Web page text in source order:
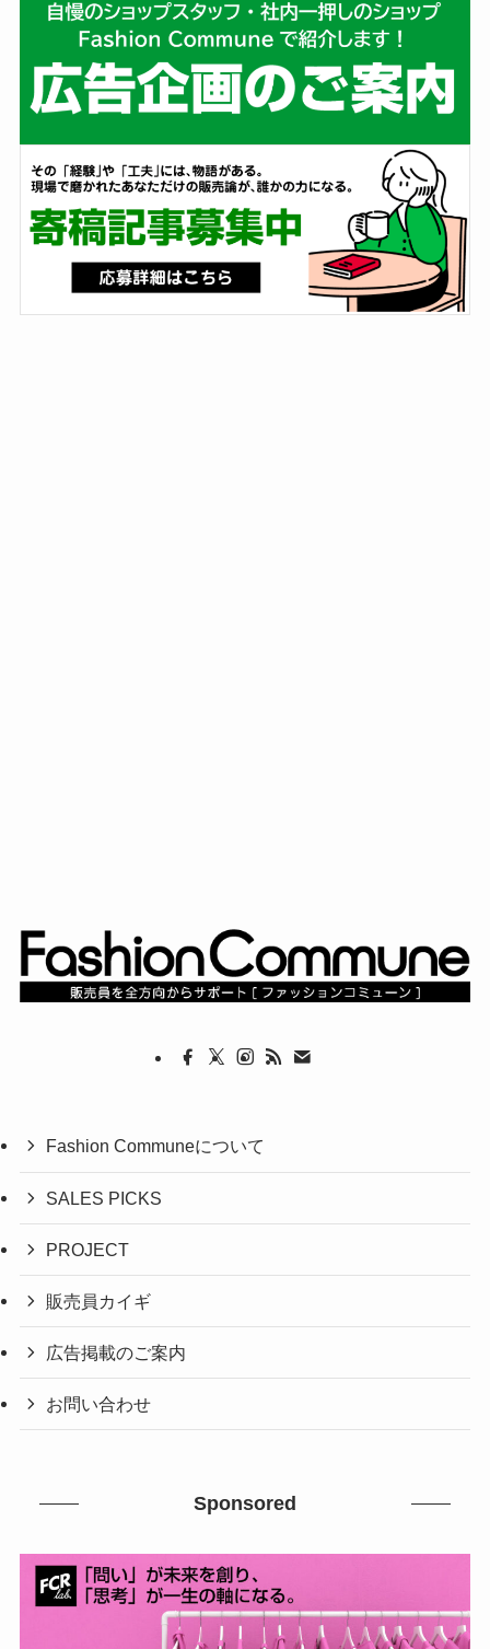
Fashion Communeについて
SALES PICKS
PROJECT
販売員カイギ
広告掲載のご案内
お問い合わせ
Sponsored